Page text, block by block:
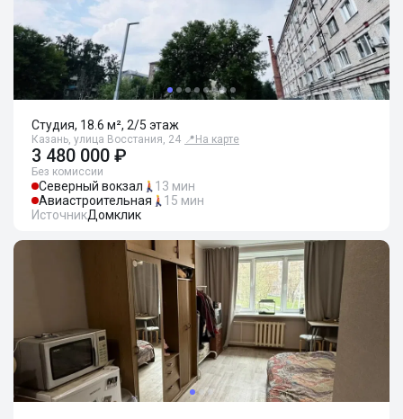
Студия, 18.6 м², 2/5 этаж
Казань, улица Восстания, 24 📍 На карте
3 480 000 ₽
Без комиссии
Северный вокзал
13 мин
Авиастроительная
15 мин
ИсточникДомклик